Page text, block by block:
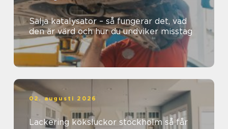
Sälja katalysator – så fungerar det, vad
den är värd och hur du undviker misstag
02. augusti 2026
Lackering köksluckor stockholm så får